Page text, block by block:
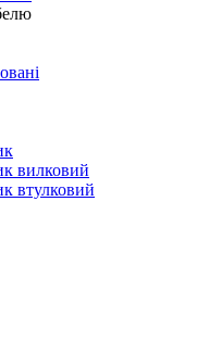
вилковий
втулковий